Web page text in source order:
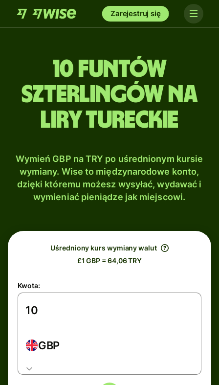
Zarejestruj się
10 Funtów
szterlingów na
Liry tureckie
Wymień GBP na TRY po uśrednionym kursie
wymiany. Wise to międzynarodowe konto,
dzięki któremu możesz wysyłać, wydawać i
wymieniać pieniądze jak miejscowi.
Uśredniony kurs wymiany walut
£1 GBP = 64,06 TRY
Kwota:
GBP